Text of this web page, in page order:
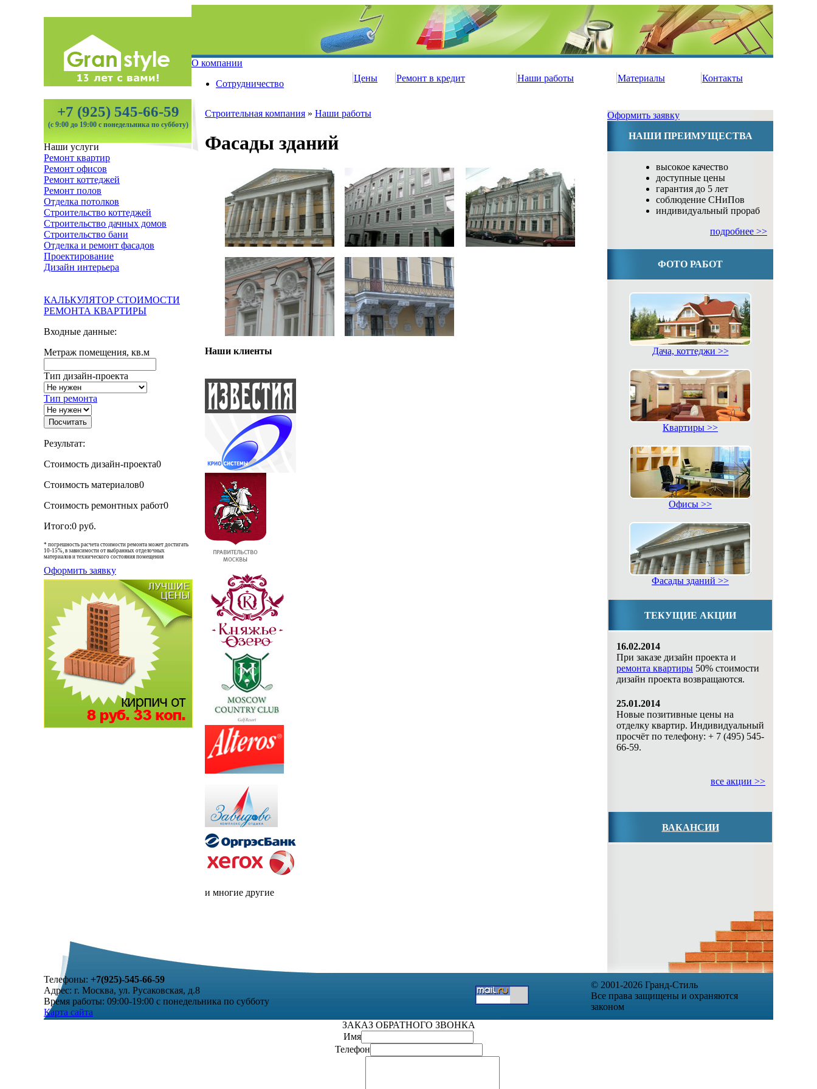
О компании
Сотрудничество
Цены Ремонт в кредит Наши работы Материалы Контакты
+7 (925) 545-66-59
(с 9:00 до 19:00 с понедельника по субботу)
Наши услуги
Ремонт квартир
Ремонт офисов
Ремонт коттеджей
Ремонт полов
Отделка потолков
Строительство коттеджей
Строительство дачных домов
Строительство бани
Отделка и ремонт фасадов
Проектирование
Дизайн интерьера
КАЛЬКУЛЯТОР СТОИМОСТИ
РЕМОНТА КВАРТИРЫ
Входные данные:
Метраж помещения, кв.м
Тип дизайн-проекта
Тип ремонта
Результат:
Стоимость дизайн-проекта0
Стоимость материалов0
Стоимость ремонтных работ0
Итого:0 руб.
* погрешность расчета стоимости ремонта может достигать
10-15%, в зависимости от выбранных отделочных
материалов и технического состояния помещения
Оформить заявку
Строительная компания » Наши работы
Фасады зданий
Наши клиенты
и многие другие
Оформить заявку
НАШИ ПРЕИМУЩЕСТВА
высокое качество
доступные цены
гарантия до 5 лет
соблюдение СНиПов
индивидуальный прораб
подробнее >>
ФОТО РАБОТ
Дача, коттеджи >>
Квартиры >>
Офисы >>
Фасады зданий >>
ТЕКУЩИЕ АКЦИИ
16.02.2014
При заказе дизайн проекта и
ремонта квартиры 50% стоимости
дизайн проекта возвращаются.
25.01.2014
Новые позитивные цены на
отделку квартир. Индивидуальный
просчёт по телефону: + 7 (495) 545-
66-59.
все акции >>
ВАКАНСИИ
Телефоны: +7(925)-545-66-59
Адрес: г. Москва, ул. Русаковская, д.8
Время работы: 09:00-19:00 с понедельника по субботу
Карта сайта
© 2001-2026 Гранд-Стиль
Все права защищены и охраняются
законом
ЗАКАЗ ОБРАТНОГО ЗВОНКА
Имя
Телефон